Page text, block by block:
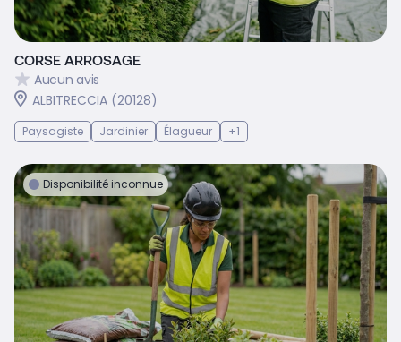
CORSE ARROSAGE
Aucun avis
ALBITRECCIA (20128)
Paysagiste Jardinier Élagueur +1
Disponibilité inconnue